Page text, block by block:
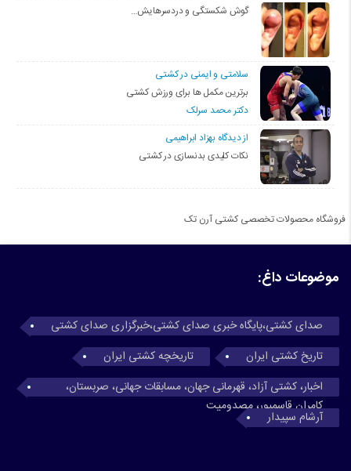
گوش شکستگی و دردسرهایش…
سلامتی و ایمنی در کشتی
برترین مکمل ها برای ورزش کشتی
دکتر محمد سرلک
از دیدگاه بهزاد ابراهیمی
نکات کلیدی بدنسازی در کشتی
فروشگاه محصولات تخصصی کشتی آرن تک
موضوعات داغ:
صدای کشتی،پایگاه خبری صدای کشتی،خبرگزاری صدای کشتی
تاریخ کشتی ایران
تاریخچه کشتی ایران
اخبار، کشتی آزاد، قهرمانی جهان، مسابقات جهانی، صربستان،
کامران قاسمپور، مصدومیت
آرشام سپیدار